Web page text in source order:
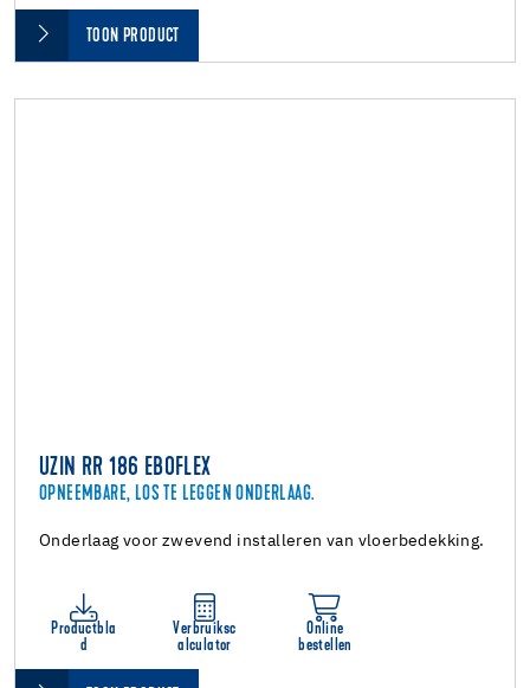
TOON PRODUCT
UZIN RR 186 EBOFLEX
OPNEEMBARE, LOS TE LEGGEN ONDERLAAG.
Onderlaag voor zwevend installeren van vloerbedekking.
Productbla
d
Verbruiksc
alculator
Online
bestellen